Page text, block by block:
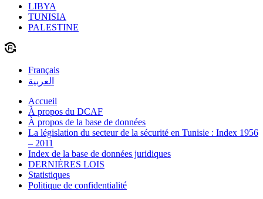
LIBYA
TUNISIA
PALESTINE
Français
العربية
Accueil
À propos du DCAF
À propos de la base de données
La législation du secteur de la sécurité en Tunisie : Index 1956
– 2011
Index de la base de données juridiques
DERNIÈRES LOIS
Statistiques
Politique de confidentialité